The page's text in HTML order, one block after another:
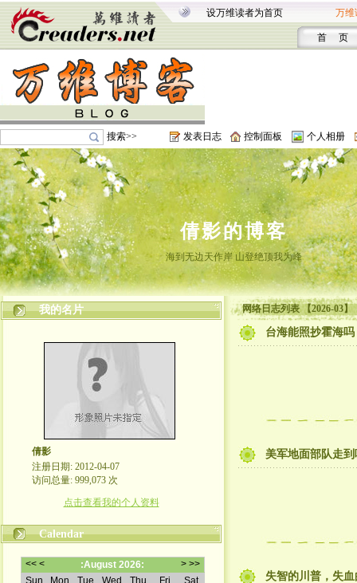
设万维读者为首页 万维
首 页
搜索>> 发表日志 控制面板 个人相册
倩影的博客
海到无边天作岸 山登绝顶我为峰
我的名片
倩影
注册日期: 2012-04-07
访问总量: 999,073 次
点击查看我的个人资料
Calendar
网络日志列表 【2026-03】
台海能照抄霍海吗
美军地面部队走
失智的川普，失